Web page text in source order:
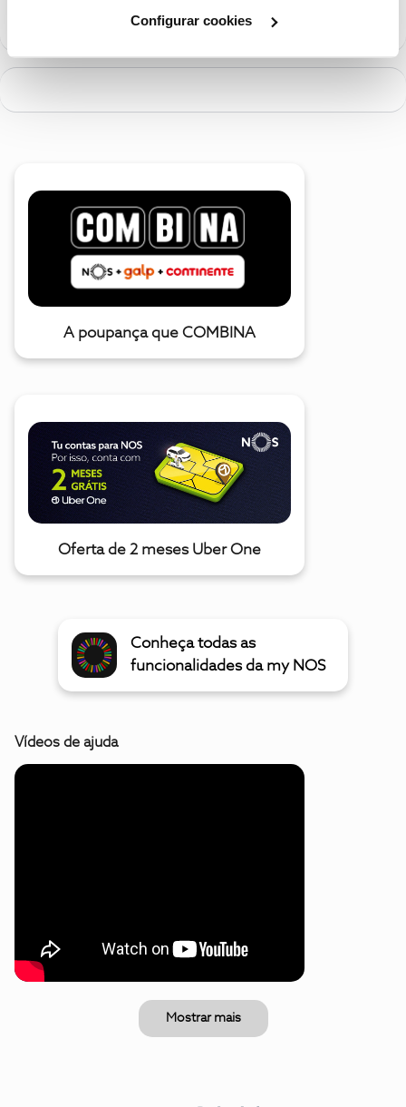
Configurar cookies
A poupança que COMBINA
Oferta de 2 meses Uber One
Conheça todas as
funcionalidades da my NOS
Vídeos de ajuda
Mostrar mais